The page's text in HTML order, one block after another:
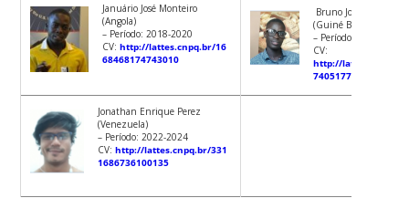
Januário José Monteiro
(Angola)
– Período: 2018-2020
CV:http://lattes.cnpq.br/16
68468174743010
Bruno Jorge Da Silva
(Guiné Bissau)
– Período: 2021-2023
CV:
http://
740517795
Jonathan Enrique Perez
(Venezuela)
– Período: 2022-2024
CV:http://lattes.cnpq.br/331
1686736100135